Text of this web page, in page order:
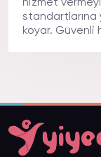
hizmet
standartlarına
koyar. Güvenli